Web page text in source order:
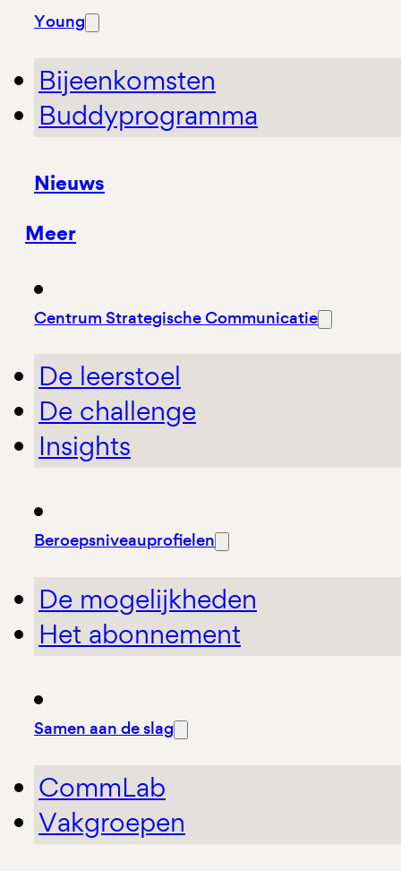
Young
Bijeenkomsten
Buddyprogramma
Nieuws
Meer
Centrum Strategische Communicatie
De leerstoel
De challenge
Insights
Beroepsniveauprofielen
De mogelijkheden
Het abonnement
Samen aan de slag
CommLab
Vakgroepen